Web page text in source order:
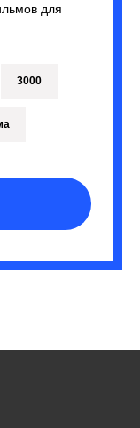
для
3000